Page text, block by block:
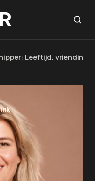
Leeftijd, vriendin